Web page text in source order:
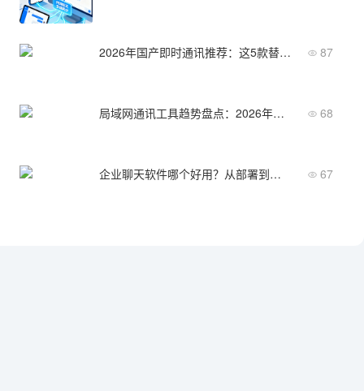
2026年国产即时通讯推荐：这5款替代方案值得关注 87
局域网通讯工具趋势盘点：2026年哪几款最受企业青睐 68
企业聊天软件哪个好用？从部署到运维全面评测 67